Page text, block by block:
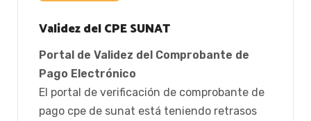
Validez del CPE SUNAT
Portal de Validez del Comprobante de
Pago Electrónico
El portal de verificación de comprobante de
pago cpe de sunat está teniendo retrasos